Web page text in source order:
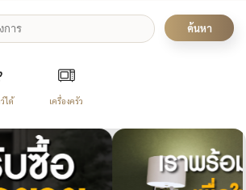
ค้นหา
ได้ เครื่องครัว